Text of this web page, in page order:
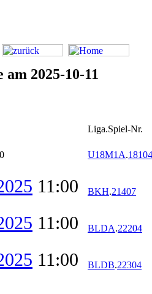
2025-10-11
Liga.Spiel-Nr.
U18M1A.18104
11:00 BKH.21407
11:00 BLDA.22204
11:00 BLDB.22304